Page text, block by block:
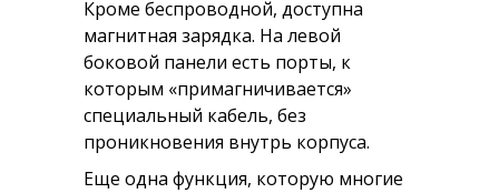
Кроме беспроводной, доступна
магнитная зарядка. На левой
боковой панели есть порты, к
которым «примагничивается»
специальный кабель, без
проникновения внутрь корпуса.
Еще одна функция, которую многие